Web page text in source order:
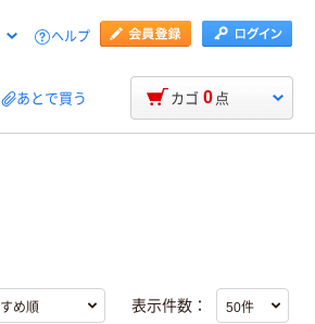
ヘルプ
あとで買う カゴ 0 点
表示件数：